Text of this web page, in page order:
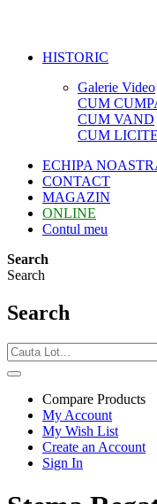
HISTORIC
Galerie Video
CUM
CUM VAND
CUM
ECHIPA
CONTACT
MAGAZIN
ONLINE
Contul meu
Search
Search
Search
Compare Products
My Account
My Wish List
Create an Account
Sign In